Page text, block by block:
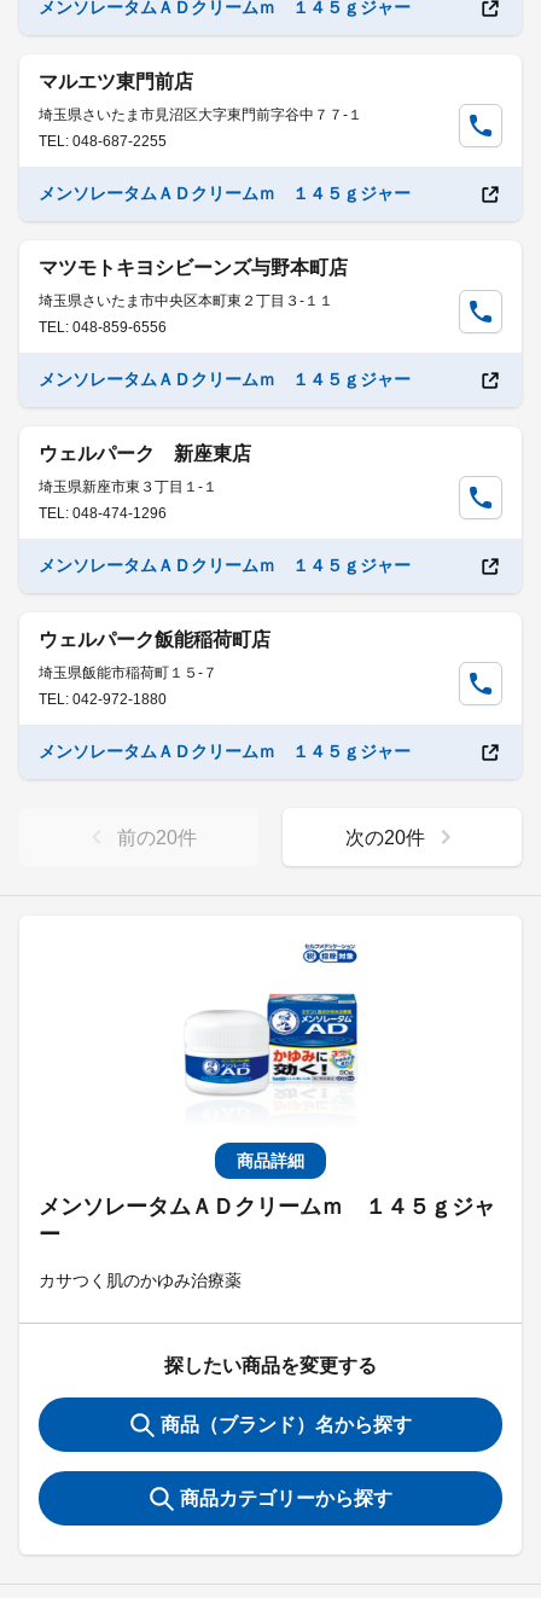
商品詳細
メンソレータムＡＤクリームｍ １４５ｇジャ
ー
カサつく肌のかゆみ治療薬
探したい商品を変更する
商品（ブランド）名から探す
商品カテゴリーから探す
メンソレータムＡＤクリームｍ １４５ｇジャー
マルエツ東門前店
埼玉県さいたま市見沼区大字東門前字谷中７７-１
TEL: 048-687-2255
メンソレータムＡＤクリームｍ １４５ｇジャー
マツモトキヨシビーンズ与野本町店
埼玉県さいたま市中央区本町東２丁目３-１１
TEL: 048-859-6556
メンソレータムＡＤクリームｍ １４５ｇジャー
ウェルパーク 新座東店
埼玉県新座市東３丁目１-１
TEL: 048-474-1296
メンソレータムＡＤクリームｍ １４５ｇジャー
ウェルパーク飯能稲荷町店
埼玉県飯能市稲荷町１５-７
TEL: 042-972-1880
メンソレータムＡＤクリームｍ １４５ｇジャー
前の20件 次の20件